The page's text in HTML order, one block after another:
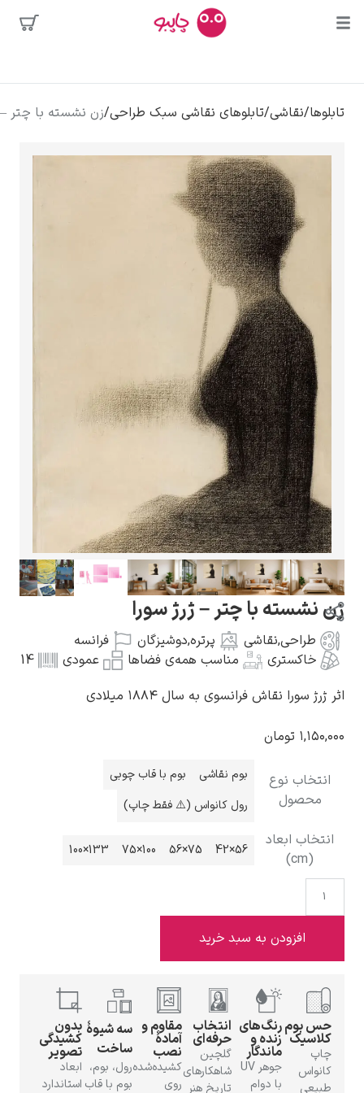
محبوب‌ترین
هنرمندان
کلود مونه
ونسان ون گوگ
گوستاو کلیمت
ادوارد مونک
ادوارد هاپر
لودویگ دویچ
نقاشی/تابلوهای نقاشی سبک طراحی/ زن نشسته با چتر – ژرژ سورا
با چتر – ژرژ سورا
طراحی,نقاشی پرتره,دوشیزگان
فرانسه
خاکستری
مناسب همه‌ی فضاها عمودی
14
سورا نقاش فرانسوی به سال ۱۸۸۴ میلادی
تومان
نوع
بوم نقاشی
بوم با قاب چوبی
رول کانواس (⚠️ فقط چاپ)
ابعاد
56×42
75×56
100×75
133×100
افزودن به سبد خرید
بومرنگ‌های
زنده و
ماندگار
با دوام
انتخاب
حرفه‌ای
گلچین
شاهکارهای
تاریخ هنر
مقاوم و
آمادهٔ
نصب
کشیده‌شده
روی
سه شیوهٔ
ساخت
رول، بوم،
بوم با قاب
بدون
کشیدگی
تصویر
ابعاد
استاندارد